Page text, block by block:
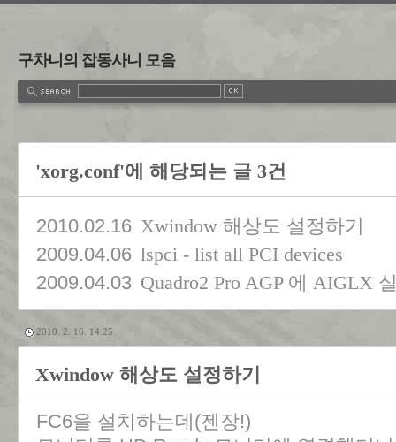
구차니의 잡동사니 모음
'xorg.conf'에 해당되는 글 3건
2010.02.16 Xwindow 해상도 설정하기
2009.04.06 lspci - list all PCI devices
2009.04.03 Quadro2 Pro AGP 에 AIGLX
2010. 2. 16. 14:25
Xwindow 해상도 설정하기
FC6을 설치하는데(젠장!)